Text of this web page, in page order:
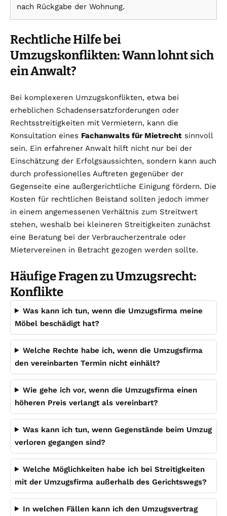
nach Rückgabe der Wohnung.
Rechtliche Hilfe bei
Umzugskonflikten: Wann lohnt sich
ein Anwalt?
Bei komplexeren Umzugskonflikten, etwa bei
erheblichen Schadensersatzforderungen oder
Rechtsstreitigkeiten mit Vermietern, kann die
Konsultation eines Fachanwalts für Mietrecht sinnvoll
sein. Ein erfahrener Anwalt hilft nicht nur bei der
Einschätzung der Erfolgsaussichten, sondern kann auch
durch professionelles Auftreten gegenüber der
Gegenseite eine außergerichtliche Einigung fördern. Die
Kosten für rechtlichen Beistand sollten jedoch immer
in einem angemessenen Verhältnis zum Streitwert
stehen, weshalb bei kleineren Streitigkeiten zunächst
eine Beratung bei der Verbraucherzentrale oder
Mietervereinen in Betracht gezogen werden sollte.
Häufige Fragen zu Umzugsrecht:
Konflikte
Was kann ich tun, wenn die Umzugsfirma meine
Möbel beschädigt hat?
Welche Rechte habe ich, wenn die Umzugsfirma
den vereinbarten Termin nicht einhält?
Wie gehe ich vor, wenn die Umzugsfirma einen
höheren Preis verlangt als vereinbart?
Was kann ich tun, wenn Gegenstände beim Umzug
verloren gegangen sind?
Welche Möglichkeiten habe ich bei Streitigkeiten
mit der Umzugsfirma außerhalb des Gerichtswegs?
In welchen Fällen kann ich den Umzugsvertrag